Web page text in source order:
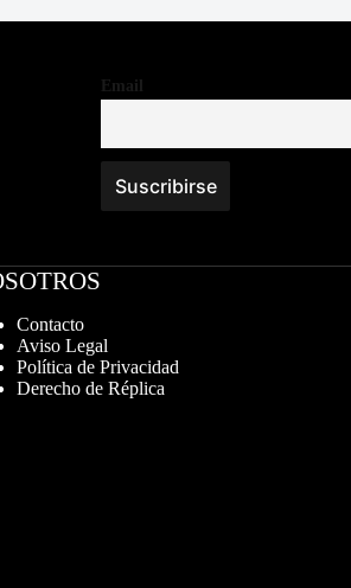
Email
Contacto
Aviso Legal
Política de Privacidad
Derecho de Réplica